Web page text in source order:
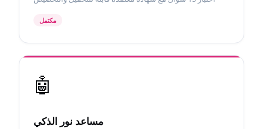
مكتمل
🤖
مساعد نور الذكي